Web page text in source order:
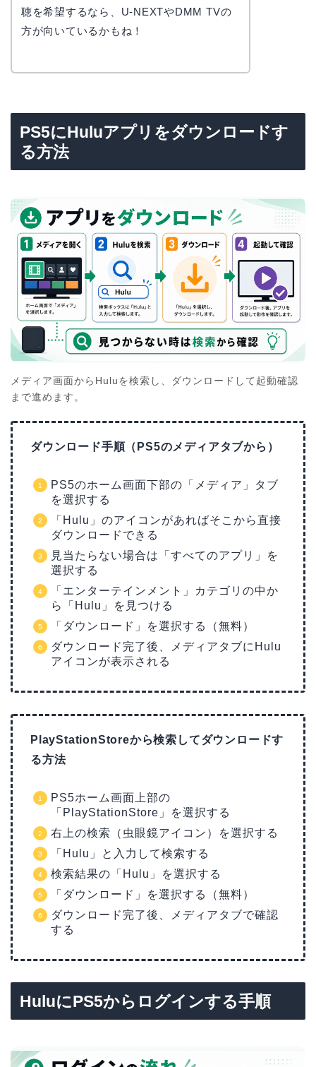
聴を希望するなら、U-NEXTやDMM TVの
方が向いているかもね！
PS5にHuluアプリをダウンロードす
る方法
メディア画面からHuluを検索し、ダウンロードして起動確認
まで進めます。
ダウンロード手順（PS5のメディアタブから）
PS5のホーム画面下部の「メディア」タブ
を選択する
「Hulu」のアイコンがあればそこから直接
ダウンロードできる
見当たらない場合は「すべてのアプリ」を
選択する
「エンターテインメント」カテゴリの中か
ら「Hulu」を見つける
「ダウンロード」を選択する（無料）
ダウンロード完了後、メディアタブにHulu
アイコンが表示される
PlayStationStoreから検索してダウンロードす
る方法
PS5ホーム画面上部の
「PlayStationStore」を選択する
右上の検索（虫眼鏡アイコン）を選択する
「Hulu」と入力して検索する
検索結果の「Hulu」を選択する
「ダウンロード」を選択する（無料）
ダウンロード完了後、メディアタブで確認
する
HuluにPS5からログインする手順